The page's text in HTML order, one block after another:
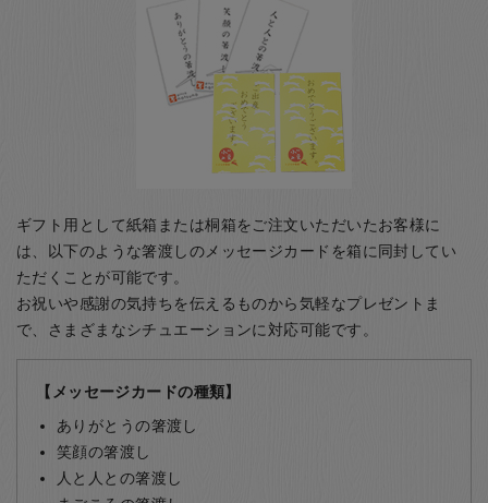
ギフト用として紙箱または桐箱をご注文いただいたお客様に
は、以下のような箸渡しのメッセージカードを箱に同封してい
ただくことが可能です。
お祝いや感謝の気持ちを伝えるものから気軽なプレゼントま
で、さまざまなシチュエーションに対応可能です。
【メッセージカードの種類】
ありがとうの箸渡し
笑顔の箸渡し
人と人との箸渡し